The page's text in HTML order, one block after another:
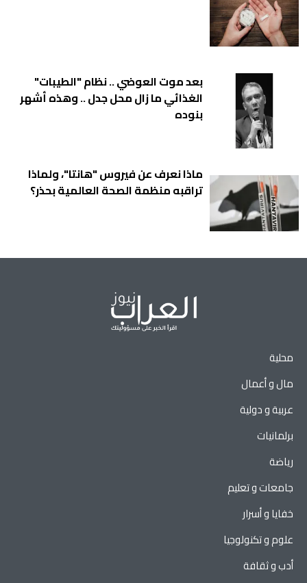
بعد موت العوضي .. نظام "الطيبات"
الغذائي ما زال محل جدل .. وهذه أشهر
بنوده
ماذا نعرف عن فيروس "هانتا"، ولماذا
تراقبه منظمة الصحة العالمية بحذر؟
محلية
مال و أعمال
عربية و دولية
برلمانيات
رياضة
جامعات و تعليم
خفايا و أسرار
علوم و تكنولوجيا
أدب و ثقافة